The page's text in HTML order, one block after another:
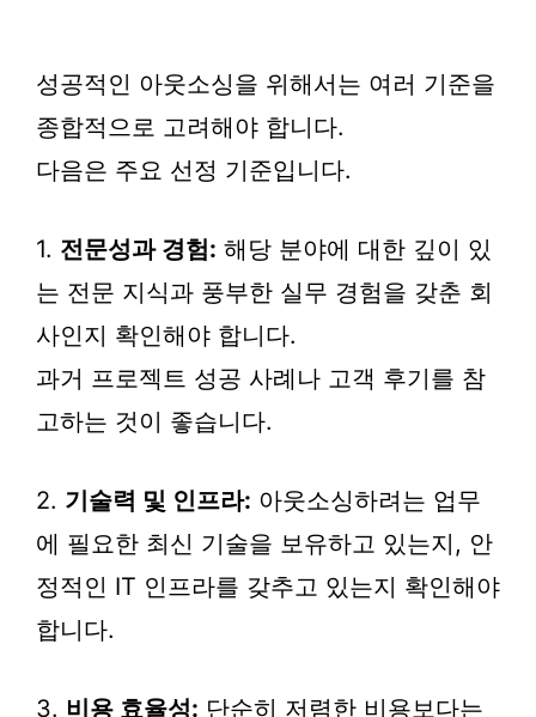
성공적인 아웃소싱을 위해서는 여러 기준을
종합적으로 고려해야 합니다.
다음은 주요 선정 기준입니다.
1. 전문성과 경험: 해당 분야에 대한 깊이 있
는 전문 지식과 풍부한 실무 경험을 갖춘 회
사인지 확인해야 합니다.
과거 프로젝트 성공 사례나 고객 후기를 참
고하는 것이 좋습니다.
2. 기술력 및 인프라: 아웃소싱하려는 업무
에 필요한 최신 기술을 보유하고 있는지, 안
정적인 IT 인프라를 갖추고 있는지 확인해야
합니다.
3. 비용 효율성: 단순히 저렴한 비용보다는